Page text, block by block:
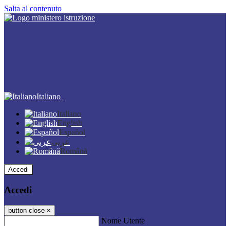
Salta al contenuto
Italiano
Italiano
English
Español
عربى
Română
Accedi
Accedi
button close ×
Nome Utente